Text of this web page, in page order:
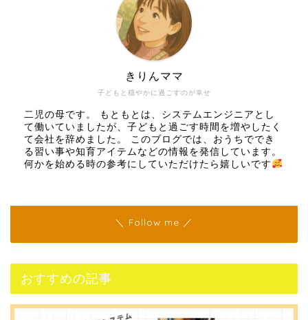
子どもと穏やかに過ごすのが幸せ
きりんママ
二児の母です。 もともとは、システムエンジニアとし
て働いていましたが、子どもと過ごす時間を増やしたく
て会社を辞めました。 このブログでは、おうちででき
る習い事や知育アイテムなどの情報を発信しています。
何かを始める時の参考にしていただけたら嬉しいです
＼ Follow me ／
おすすめの記事